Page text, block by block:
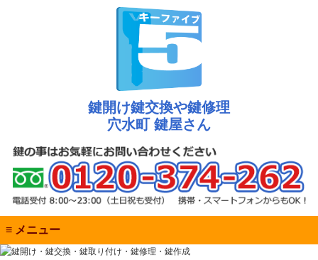
鍵開け鍵交換や鍵修理
穴水町 鍵屋さん
≡ メニュー